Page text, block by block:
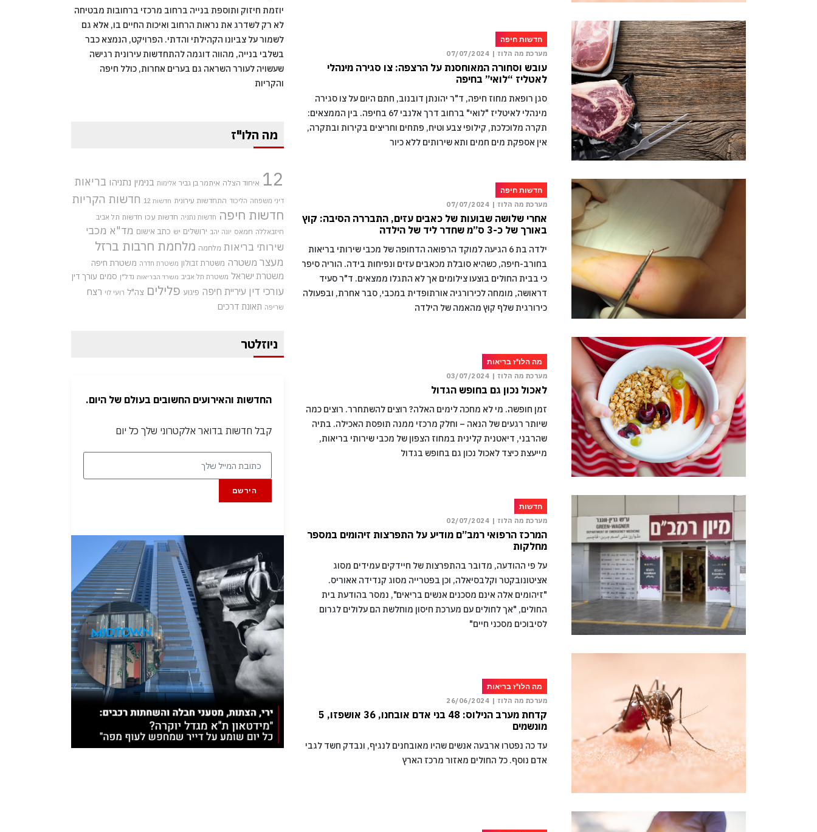
חדשות חיפה
מערכת מה הלוז | 07/07/2024
עובש וסחורה המאוחסנת על הרצפה: צו סגירה מינהלי
לאטליז “לואי” בחיפה
סגן רופאת מחוז חיפה, ד"ר יהונתן דובנוב, חתם היום על צו סגירה
מינהלי לאיטליז "לואי" ברחוב דרך אלנבי 67 בחיפה. בין הממצאים:
תקרה מלוכלכת, קילופי צבע וטיח, פתחים וחריצים בקירות ובתקרה,
אין אספקת מים חמים ותא שירותים ללא כיור
חדשות חיפה
מערכת מה הלוז | 07/07/2024
אחרי שלושה שבועות של כאבים עזים, התבררה הסיבה: קוץ
באורך של כ-3 ס”מ שחדר ליד של הילדה
ילדה בת 6 הגיעה למוקד הרפואה הדחופה של מכבי שירותי בריאות
בחורב-חיפה, כשהיא סובלת מכאבים עזים ונפיחות בידה. הוריה סיפרו
כי בבית החולים בוצעו צילומים אך לא התגלו ממצאים. ד"ר סעיד
דראושה, מומחה לכירורגיה אורתופדית במכבי, סבר אחרת, ובפעולה
כירורגית שלף קוץ מהאמה של הילדה
מה הלו"ז בריאות
מערכת מה הלוז | 03/07/2024
לאכול נכון גם בחופש הגדול
זמן חופשה. מי לא מחכה לימים האלה? רוצים להשתחרר. רוצים כמה
שיותר רגעים של הנאה – וחלק מרכזי ממנה תופסת האכילה. בתיה
שהרבני, דיאטנית קלינית במחוז הצפון של מכבי שירותי בריאות,
מייעצת כיצד לאכול נכון גם בחופש בגדול
חדשות
מערכת מה הלוז | 02/07/2024
המרכז הרפואי רמב”ם מודיע על התפרצות זיהומים במספר
מחלקות
על פי ההודעה, מדובר בהתפרצות של חיידקים עמידים מסוג
אציטונובקטר וקלבסיאלה, וכן בפטרייה מסוג קנדידה אאוריס.
"זיהומים אלה אינם מסכנים אנשים בריאים", נמסר בהודעת בית
החולים, "אך לחולים עם מערכת חיסון מוחלשת הם עלולים לגרום
לסיבוכים מסכני חיים"
מה הלו"ז בריאות
מערכת מה הלוז | 26/06/2024
קדחת מערב הנילוס: 48 בני אדם אובחנו, 36 אושפזו, 5
מונשמים
עד כה נפטרו ארבעה אנשים שהיו מאובחנים לנגיף, ונבדק חשד לגבי
אדם נוסף. כל החולים מאזור מרכז הארץ
יוזמת חיזוק ותוספת בנייה ברחוב מרכזי ברחובות מבטיחה
לא רק לשדרג את נראות הרחוב ואיכות החיים בו, אלא גם
לשמור על צביונו הקהילתי והדתי. הפרויקט, הנמצא כבר
בשלבי בנייה, מהווה דוגמה להתחדשות עירונית רגישה
שעשויה לעורר השראה גם בערים אחרות, כולל חיפה
והקריות
מה הלו"ז
12 איחוד הצלה איתמר בן גביר אלימות בנימין נתניהו בריאות
דיני משפחה הליכוד התחדשות עירונית חדשות 12 חדשות הקריות
חדשות חיפה חדשות נתניה חדשות עכו חדשות תל אביב
חיזבאללה חמאס יונה יהב ירושלים יש כתב אישום מד"א מכבי
שירותי בריאות מלחמה מלחמת חרבות ברזל
מעצר משטרה משטרת זבולון משטרת חדרה משטרת חיפה
משטרת ישראל משטרת תל אביב משרד הבריאות נדל"ן סמים עורך דין
עורכי דין עיריית חיפה פיגוע פלילים צה"ל רועי לוי רצח
שריפה תאונת דרכים
ניוזלטר
החדשות והאירועים החשובים בעולם של היום.
קבל חדשות בדואר אלקטרוני שלך כל יום
הירשם